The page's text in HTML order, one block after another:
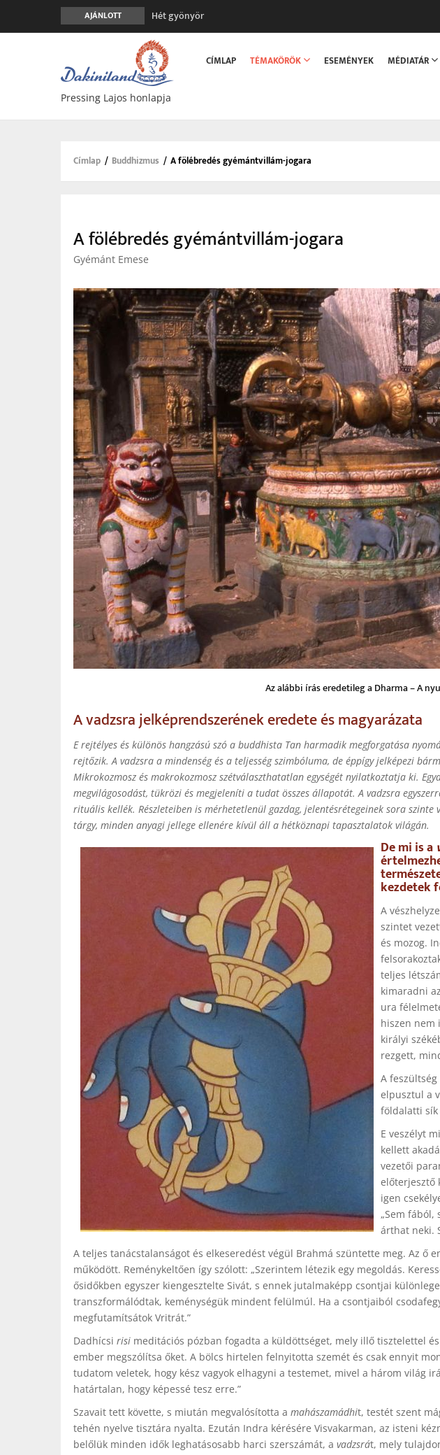
AJÁNLOTT
Hét gyönyör
A gondolatok átalakításának nyolc versszaka
Meghalni teljesen biztonságos
Minden más, mint aminek látszik
Vég nélküli leborulás
Pressing Lajos honlapja
navigation
CÍMLAP TÉMAKÖRÖK ESEMÉNYEK MÉDIATÁR
Morzsa
Címlap / Buddhizmus / A fölébredés gyémánt­villám-jogara
A fölébredés gyémánt­villám-jogara
Gyémánt Emese
Az alábbi írás eredetileg a Dharma – A
A vadzsra jelképrendszerének eredete és magyarázata
E rejtélyes és különös hangzású szó a buddhista Tan harmadik megforgatása
rejtőzik. A vadzsra a mindenség és a teljesség szimbóluma, de éppígy jelképezi
Mikrokozmosz és makrokozmosz szétválaszthatatlan egységét nyilatkoztatja ki.
megvilágosodást, tükrözi és megjeleníti a tudat összes állapotát. A vadzsra
rituális kellék. Részleteiben is mérhetetlenül gazdag, jelentésrétegeinek sora
tárgy, minden anyagi jellege ellenére kívül áll a hétköznapi tapasztalatok világán.
De mi is a
kezdetek
A
szintet
és mozog.
teljes
kimaradni
ura
hiszen nem
királyi
rezgett,
A
elpusztul a
földalatti sík
E veszélyt
kellett
vezetői
előterjesztő
igen
„Sem fából,
árthat neki.
A teljes tanácstalanságot és elkeseredést végül Brahmá szüntette meg. Az ő
működött. Reménykeltően így szólott: „Szerintem létezik egy megoldás.
ősidőkben egyszer kiengesztelte Sivát, s ennek jutalmaképp csontjai
transzformálódtak, keménységük mindent felülmúl. Ha a csontjaiból
megfutamítsátok Vritrát.”
Dadhícsi risi meditációs pózban fogadta a küldöttséget, mely illő tisztelettel
ember megszólítsa őket. A bölcs hirtelen felnyitotta szemét és csak ennyit
tudatom veletek, hogy kész vagyok elhagyni a testemet, mivel a három világ
határtalan, hogy képessé tesz erre.”
Szavait tett követte, s miután megvalósította a mahászamádhit, testét szent
tehén nyelve tisztára nyalta. Ezután Indra kérésére Visvakarman, az isteni
belőlük minden idők leghatásosabb harci szerszámát, a vadzsrát, mely